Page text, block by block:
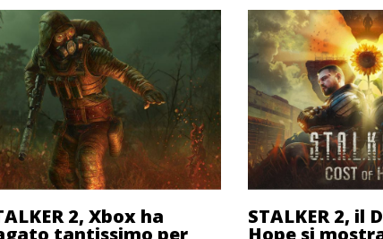
2, Xbox ha
tantissimo per
STALKER 2, il
Hope si